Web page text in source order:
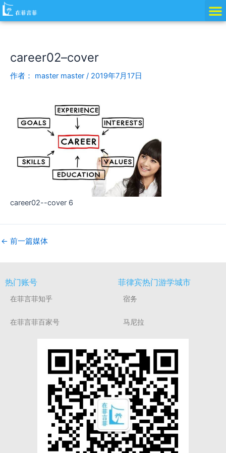
跳
至
career02–cover
作者： master master / 2019年7月17日
career02--cover 6
Post
navigation
← 前一篇媒体
热门账号
在菲言菲知乎
在菲言菲百家号
菲律宾热门游学城市
宿务
马尼拉